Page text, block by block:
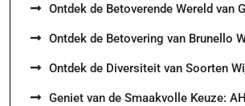
Ontdek de Betoverende Wereld van
Ontdek de Betovering van Brunello
Ontdek de Diversiteit van Soorten
Geniet van de Smaakvolle Keuze: